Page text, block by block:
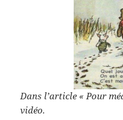
Dans l’article « Pour
vidéo.